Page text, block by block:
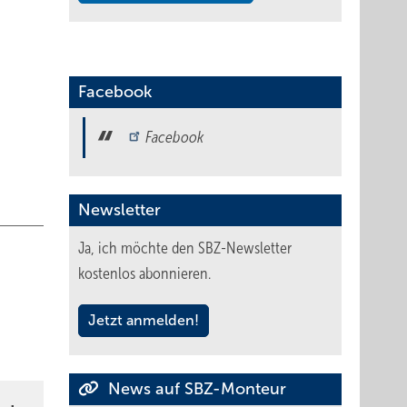
Facebook
Facebook
Newsletter
Ja, ich möchte den SBZ-Newsletter
kostenlos abonnieren.
Jetzt anmelden!
News auf SBZ-Monteur